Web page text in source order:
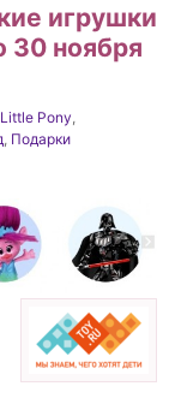
игрушки
30 ноября
Pony
Подарки